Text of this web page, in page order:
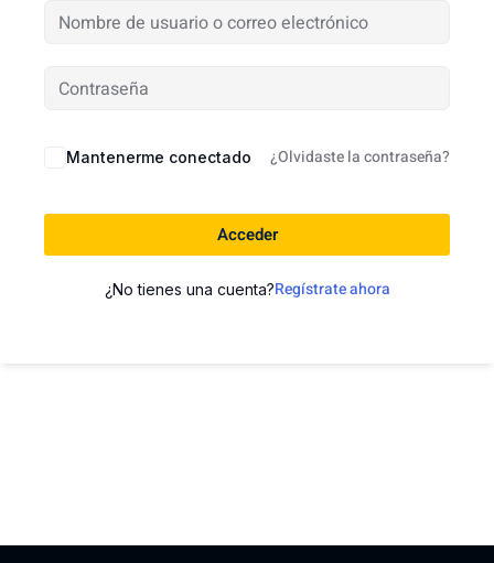
Mantenerme conectado ¿Olvidaste la contraseña?
Acceder
¿No tienes una cuenta?Regístrate ahora